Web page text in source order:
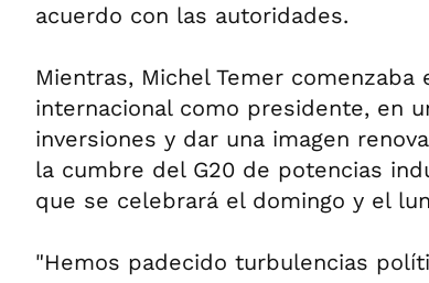
acuerdo con las autoridades.
Mientras, Michel Temer
internacional como presidente, en
inversiones y dar una imagen
la cumbre del G20 de potencias
que se celebrará el domingo y el
"Hemos padecido turbulencias